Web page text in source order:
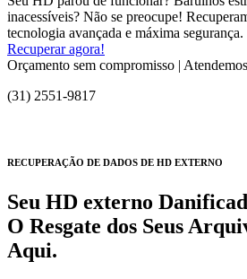
inacessíveis? Não se preocupe!
tecnologia avançada e máxima segurança.
Recuperar agora!
Orçamento sem compromisso |
(31) 2551-9817
RECUPERAÇÃO DE DADOS DE HD EXTERNO
Seu HD externo
O Resgate dos Seus
Aqui.